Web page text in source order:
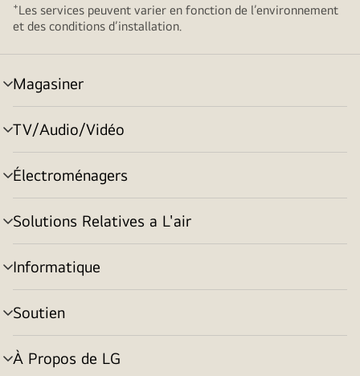
+Les services peuvent varier en fonction de l’environnement
et des conditions d’installation.
Magasiner
menu
basculement
TV/Audio/Vidéo
menu
basculement
Électroménagers
menu
basculement
Solutions Relatives a L'air
menu
basculement
Informatique
menu
basculement
Soutien
menu
basculement
À Propos de LG
menu